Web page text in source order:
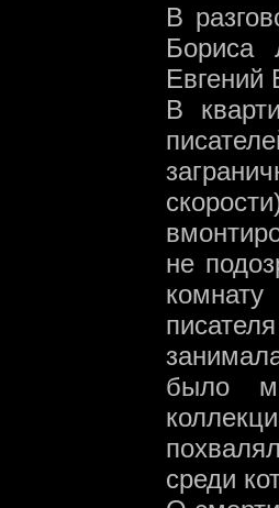
В
Бориса
Евгений
В
не
было
среди